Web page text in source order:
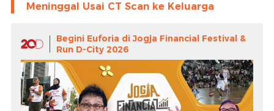
Meninggal Usai CT Scan ke Keluarga
Begini Euforia di Jogja Financial Festival &
Run D-City 2026